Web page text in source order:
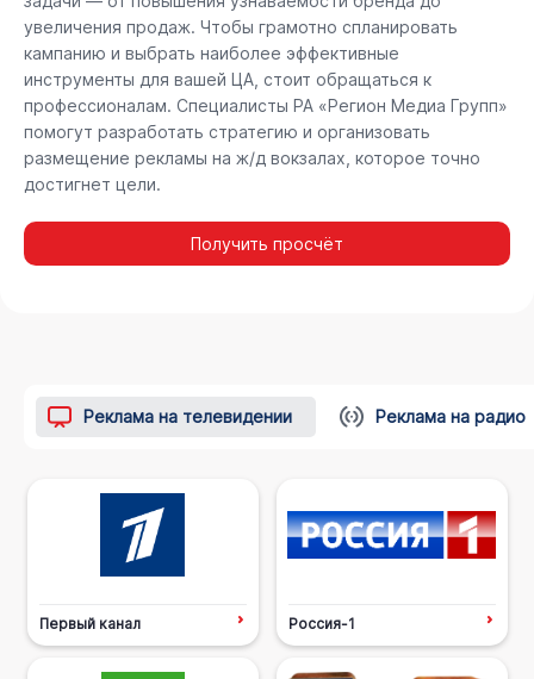
увеличения продаж. Чтобы грамотно спланировать
кампанию и выбрать наиболее эффективные
инструменты для вашей ЦА, стоит обращаться к
профессионалам. Специалисты РА «Регион Медиа Групп»
помогут разработать стратегию и организовать
размещение рекламы на ж/д вокзалах, которое точно
достигнет цели.
Получить просчёт
Реклама на телевидении Реклама на радио
Первый канал Россия-1